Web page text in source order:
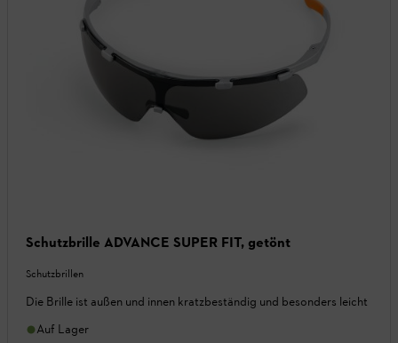
Schutzbrille ADVANCE SUPER FIT, getönt
Schutzbrillen
Die Brille ist außen und innen kratzbeständig und besonders leicht
Auf Lager